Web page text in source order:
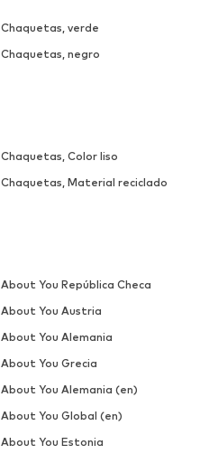
Chaquetas, verde
Chaquetas, negro
Chaquetas, Color liso
Chaquetas, Material reciclado
About You República Checa
About You Austria
About You Alemania
About You Grecia
About You Alemania (en)
About You Global (en)
About You Estonia